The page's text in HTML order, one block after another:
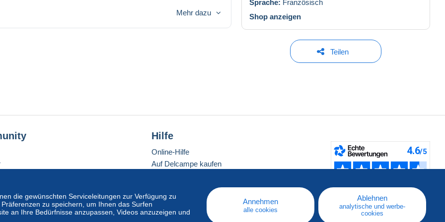
Mehr dazu
Sprache: Französisch
Shop anzeigen
Teilen
die gewünschten Serviceleitungen zur Verfügung zu
zu speichern, um Ihnen das Surfen
an Ihre Bedürfnisse anzupassen, Videos anzuzeigen und
Annehmen
alle cookies
Ablehnen
analytische und werbe-
cookies
Hilfe
Online-Hilfe
Auf Delcampe kaufen
Eine sichere Website